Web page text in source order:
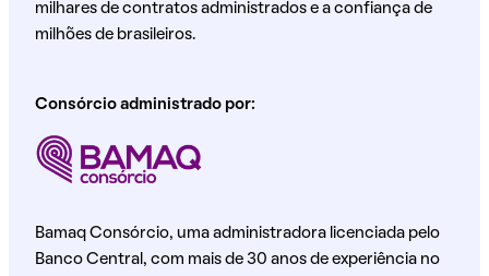
milhares de contratos administrados e a confiança de
milhões de brasileiros.
Consórcio administrado por:
Bamaq Consórcio, uma administradora licenciada pelo
Banco Central, com mais de 30 anos de experiência no